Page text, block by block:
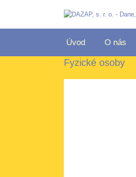
Úvod O nás
Fyzické osoby